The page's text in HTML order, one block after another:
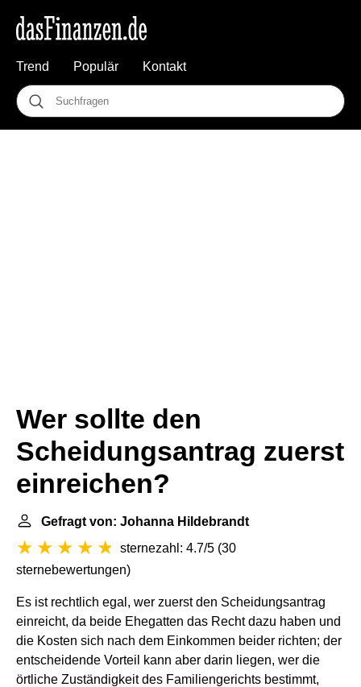
Trend Populär Kontakt
Wer sollte den
Scheidungsantrag zuerst
einreichen?
Gefragt von: Johanna Hildebrandt
sternezahl: 4.7/5 (30
sternebewertungen)
Es ist rechtlich egal, wer zuerst den Scheidungsantrag
einreicht, da beide Ehegatten das Recht dazu haben und
die Kosten sich nach dem Einkommen beider richten; der
entscheidende Vorteil kann aber darin liegen, wer die
örtliche Zuständigkeit des Familiengerichts bestimmt,